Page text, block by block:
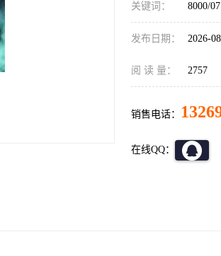
关键词： 8000/
发布日期： 2026-
阅 读 量： 2757
销售电话：
在线QQ：